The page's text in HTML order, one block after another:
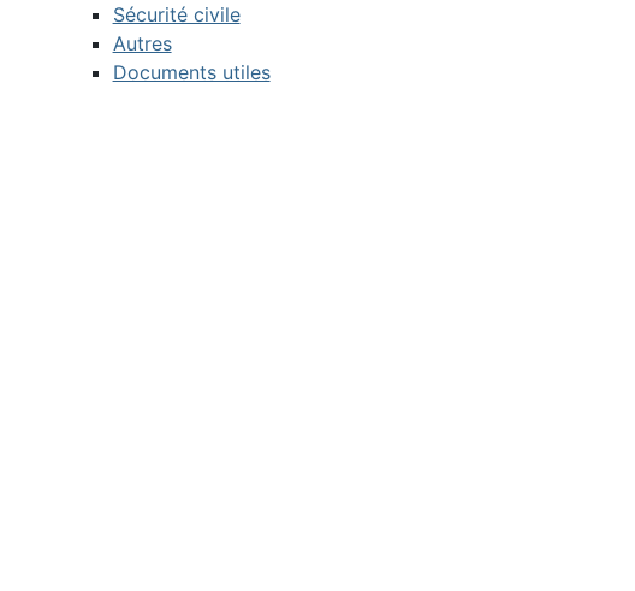
Sécurité civile
Autres
Documents utiles